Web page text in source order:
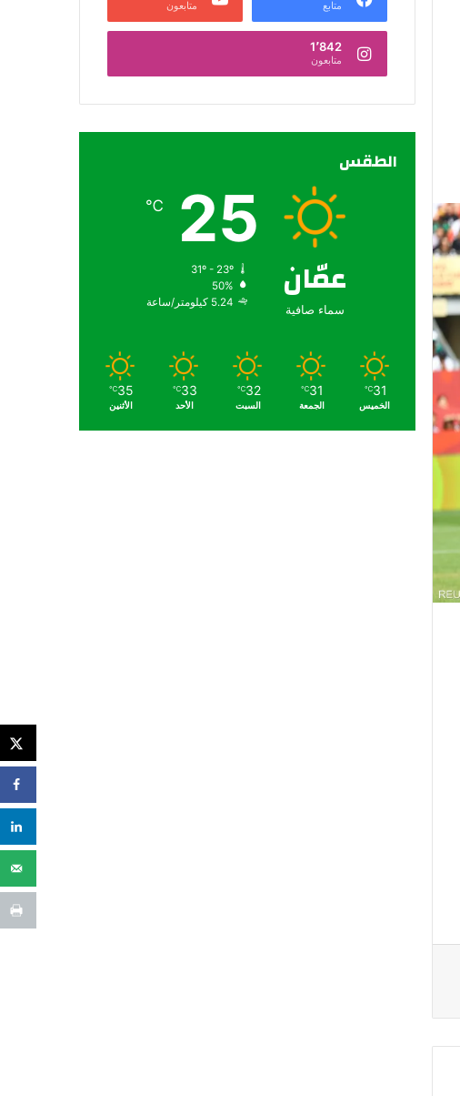
متابع متابعون
1٬842
متابعون
الطقس
عمّان
سماء صافية
25
℃
31º - 23º
50%
5.24 كيلومتر/ساعة
31
℃
الخميس
31
℃
الجمعة
32
℃
السبت
33
℃
الأحد
35
℃
الأثنين